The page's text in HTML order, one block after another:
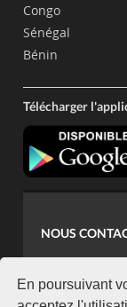
En poursuivant
Congo
Sénégal
Bénin
Télécharger
NOUS